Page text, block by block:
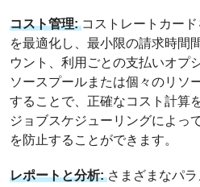
コスト管理:コストレートカー
を最適化し、最小限の請求時間
ウント、利用ごとの支払いオプ
ソースプールまたは個々のリソ
することで、正確なコスト計算
ジョブスケジューリングによっ
を防止することができます。
レポートと分析:さまざまなパ